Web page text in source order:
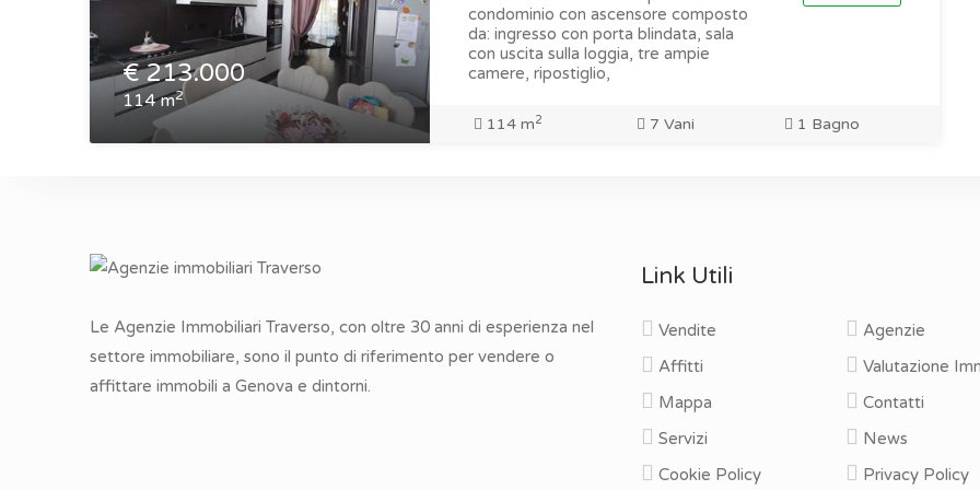
€213.000
114 m2
condominio con ascensore composto
da: ingresso con porta blindata, sala
con uscita sulla loggia, tre ampie
camere, ripostiglio,
114 m2 7 Vani 1 Bagno
Le Agenzie Immobiliari Traverso, con oltre 30 anni di esperienza nel
settore immobiliare, sono il punto di riferimento per vendere o
affittare immobili a Genova e dintorni.
Link Utili
Vendite
Affitti
Mappa
Servizi
Cookie Policy
Agenzie
Valutazione
Contatti
News
Privacy Policy